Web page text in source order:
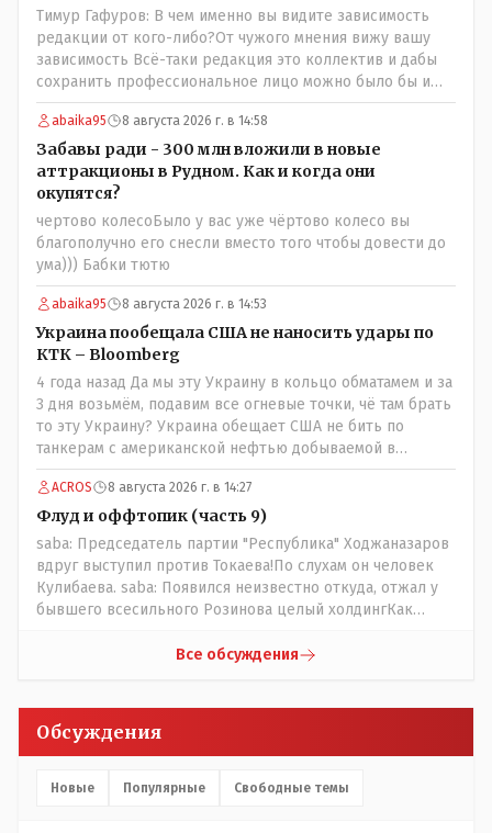
Тимур Гафуров: В чем именно вы видите зависимость
редакции от кого-либо?От чужого мнения вижу вашу
зависимость Всё-таки редакция это коллектив и дабы
сохранить профессиональное лицо можно было бы и
указать Общественному объединению на не
корректность высказываний о вас в том тоне в котором
была та публикация. Нет вы проглотили оскорбления и
побежали оправдываться Незнаю если бы моего
журналиста поносили на всю округу за его по сути
рабочую ошибку я бы его в обиду не дал. Да признать
ошибку но при этом и указать хейтерам их место как
мне кажется надо. А у вас как-то не получилось. В итоге
есть ощущение что вы не пятая власть а инструмент в
руках тех кто может вас публично поносить maxsaf: А чё,
надо было оставить оригинальную статью, где всё
красиво, чисто и свежо?Да, это называется
журналистика. Человек проделал работу это его взгляд
на вещи У другого свой взгляд Почему вообще кто-то
должен указывать журналисту как писать и в каком
тоне? maxsaf: Ну правда бы всё равно вышла наружу,
все равно кто-то выяснил бы, что новые кондиционеры
установлены ПОСЛЕ смерти ребенка.Флаг в руки.
Выяснили и выяснили что дальше? У журналиста НГ
была другая задача провести репортаж а не
расследование maxsaf: Или тебе такой вариант не
нравится? Ты вообще на чьей стороне в этой истории?Я
на стороне объективной подачи информации maxsaf:
Прискорбно и иронично то, что кондиционеры заменили
журналистов посмотреть, типа у нас всё хорошо,
посмотреть как там что? Журналист зафиксировал ФАКТ
на момент его доступа на объект Какие претензии могут
быть к журналисту? Все вопросы к учреждению если
они что-то там утаили нет начали поносить журналиста
abaika95 8 августа 2026 г. в 14:58
Забавы ради - 300 млн вложили в новые
аттракционы в Рудном. Как и когда они
окупятся?
чертово колесоБыло у вас уже чёртово колесо вы
благополучно его снесли вместо того чтобы довести до
ума))) Бабки тютю
abaika95 8 августа 2026 г. в 14:53
Украина пообещала США не наносить удары по
КТК – Bloomberg
4 года назад Да мы эту Украину в кольцо обматамем и за
3 дня возьмём, подавим все огневые точки, чё там брать
то эту Украину? Украина обещает США не бить по
танкерам с американской нефтью добываемой в
Казахстане-мы сейчас в этой точке
ACROS 8 августа 2026 г. в 14:27
Флуд и оффтопик (часть 9)
saba: Председатель партии "Республика" Ходжаназаров
вдруг выступил против Токаева!По слухам он человек
Кулибаева. saba: Появился неизвестно откуда, отжал у
бывшего всесильного Розинова целый холдингКак
разбогател и отжал у Василия самый крупный
Все обсуждения
Обсуждения
Новые Популярные Свободные темы